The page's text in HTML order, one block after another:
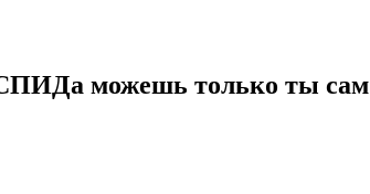
можешь только ты сам